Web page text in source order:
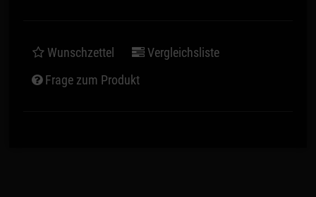
Wunschzettel
Vergleichsliste
Frage zum Produkt